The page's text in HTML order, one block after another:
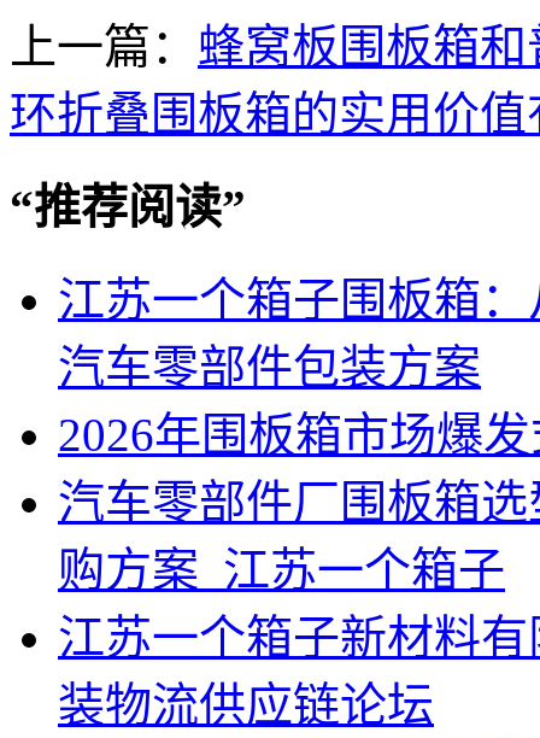
上一篇： 蜂窝板围板箱
环折叠围板箱的实用价值
“推荐阅读”
江苏一个箱子围板箱
汽车零部件包装方案
2026年围板箱市场爆
汽车零部件厂围板箱
购方案_江苏一个箱子
江苏一个箱子新材料
装物流供应链论坛